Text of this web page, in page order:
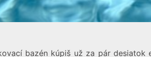
bazén kúpiš už za pár